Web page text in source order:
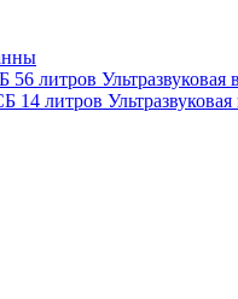
56 литров
14 литров